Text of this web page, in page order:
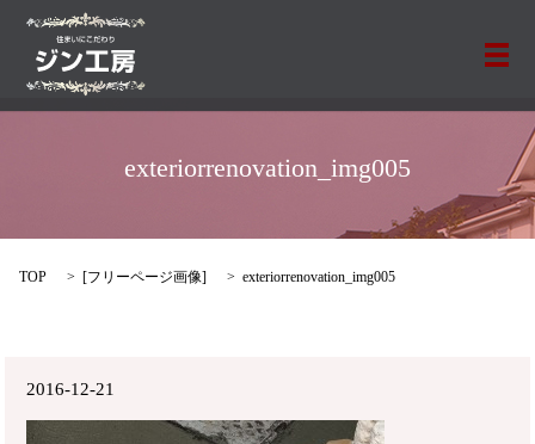
メ
exteriorrenovation_img005
TOP [フリーページ画像] exteriorrenovation_img005
2016-12-21